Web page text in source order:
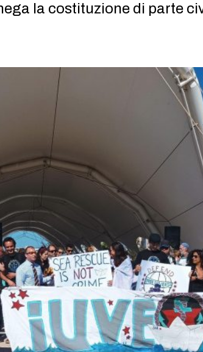
la costituzione di parte